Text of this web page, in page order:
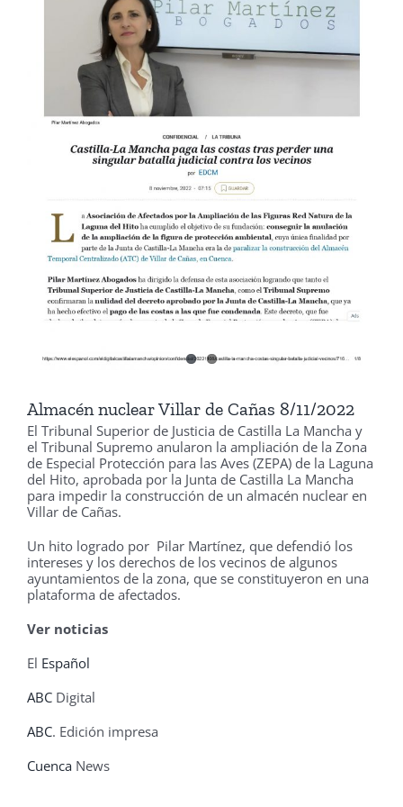
Almacén nuclear Villar de Cañas 8/11/2022
El Tribunal Superior de Justicia de Castilla La Mancha y
el Tribunal Supremo anularon la ampliación de la Zona
de Especial Protección para las Aves (ZEPA) de la Laguna
del Hito, aprobada por la Junta de Castilla La Mancha
para impedir la construcción de un almacén nuclear en
Villar de Cañas.
Un hito logrado por Pilar Martínez, que defendió los
intereses y los derechos de los vecinos de algunos
ayuntamientos de la zona, que se constituyeron en una
plataforma de afectados.
Ver noticias
El Español
ABC Digital
ABC. Edición impresa
Cuenca News